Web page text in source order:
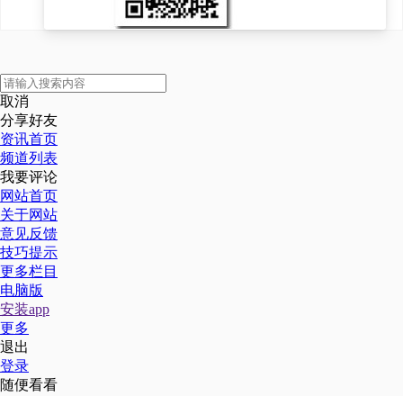
取消
分享好友
资讯首页
频道列表
我要评论
网站首页
关于网站
意见反馈
技巧提示
更多栏目
电脑版
安装app
更多
退出
登录
随便看看